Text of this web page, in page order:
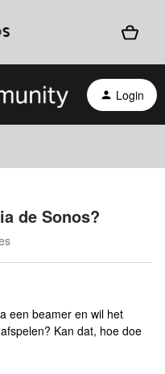
Login
de Sonos?
een beamer en wil het
Kan dat, hoe doe